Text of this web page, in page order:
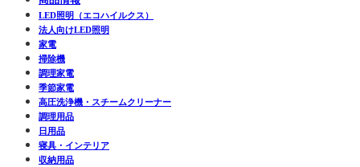
LED照明（エコハイルクス）
法人向けLED照明
家電
掃除機
調理家電
季節家電
高圧洗浄機・スチームクリーナー
調理用品
日用品
寝具・インテリア
収納用品